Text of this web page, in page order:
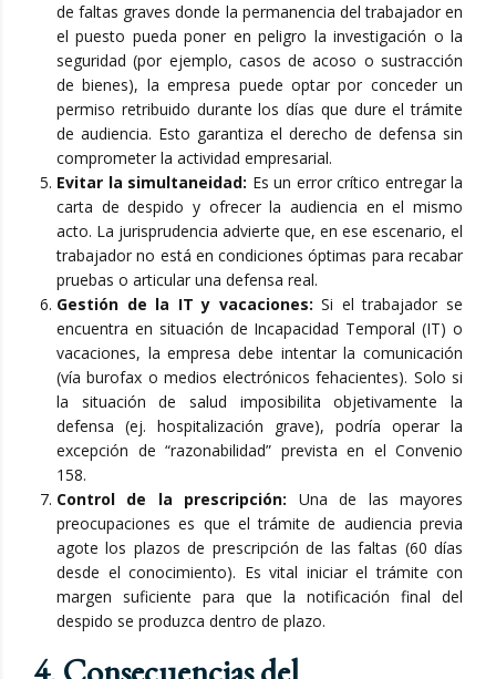
de faltas graves donde la permanencia del trabajador en
el puesto pueda poner en peligro la investigación o la
seguridad (por ejemplo, casos de acoso o sustracción
de bienes), la empresa puede optar por conceder un
permiso retribuido durante los días que dure el trámite
de audiencia. Esto garantiza el derecho de defensa sin
comprometer la actividad empresarial.
Evitar la simultaneidad: Es un error crítico entregar la
carta de despido y ofrecer la audiencia en el mismo
acto. La jurisprudencia advierte que, en ese escenario, el
trabajador no está en condiciones óptimas para recabar
pruebas o articular una defensa real.
Gestión de la IT y vacaciones: Si el trabajador se
encuentra en situación de Incapacidad Temporal (IT) o
vacaciones, la empresa debe intentar la comunicación
(vía burofax o medios electrónicos fehacientes). Solo si
la situación de salud imposibilita objetivamente la
defensa (ej. hospitalización grave), podría operar la
excepción de “razonabilidad” prevista en el Convenio
158.
Control de la prescripción: Una de las mayores
preocupaciones es que el trámite de audiencia previa
agote los plazos de prescripción de las faltas (60 días
desde el conocimiento). Es vital iniciar el trámite con
margen suficiente para que la notificación final del
despido se produzca dentro de plazo.